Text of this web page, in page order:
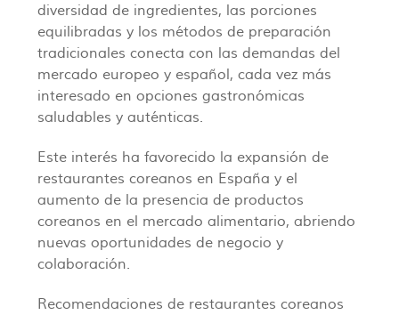
diversidad de ingredientes, las porciones
equilibradas y los métodos de preparación
tradicionales conecta con las demandas del
mercado europeo y español, cada vez más
interesado en opciones gastronómicas
saludables y auténticas.
Este interés ha favorecido la expansión de
restaurantes coreanos en España y el
aumento de la presencia de productos
coreanos en el mercado alimentario, abriendo
nuevas oportunidades de negocio y
colaboración.
Recomendaciones de restaurantes coreanos